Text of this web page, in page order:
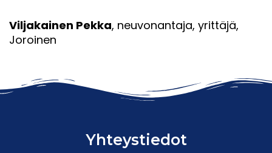
Viljakainen Pekka, neuvonantaja, yrittäjä,
Joroinen
Yhteystiedot